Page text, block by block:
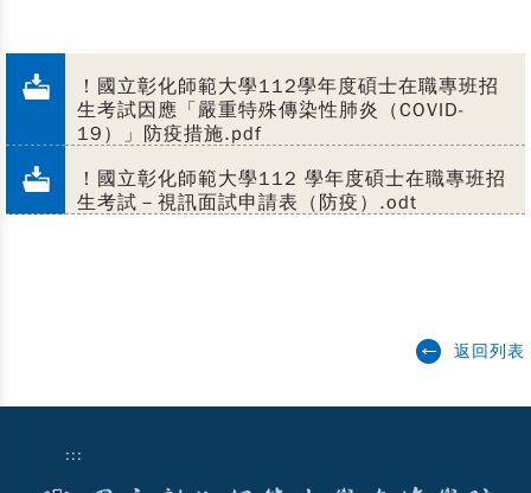
！國立彰化師範大學112學年度碩士在職專班招
生考試因應「嚴重特殊傳染性肺炎（COVID-
19）」防疫措施.pdf
！國立彰化師範大學112 學年度碩士在職專班招
生考試－視訊面試申請表（防疫）.odt
返回列表
:::